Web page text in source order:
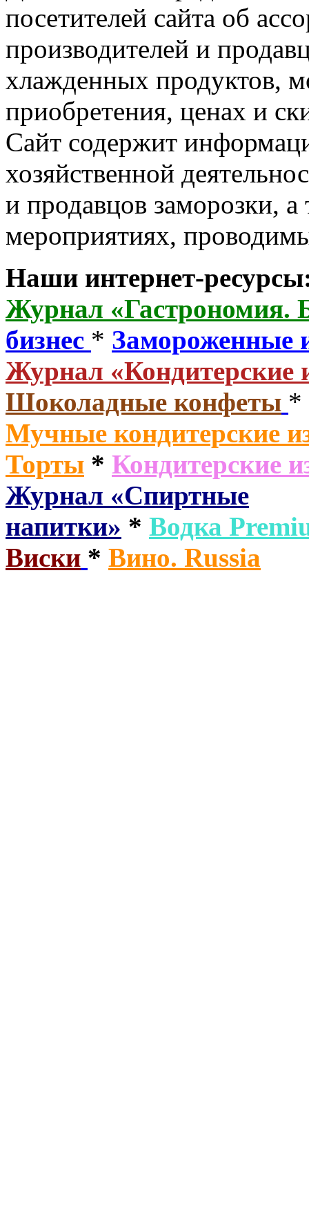
посетителей сайта об
производителей и
хлажденных продуктов,
приобретения, ценах и
Сайт содержит
хозяйственной
и продавцов заморозки,
мероприятиях,
Наши интернет-
Журнал «Гастрономия.
бизнес * Замороженные
Журнал «Кондитерские
Шоколадные конфеты *
Мучные кондитерские
Торты * Кондитерские
Журнал «Спиртные
напитки» * Водка
Виски * Вино. Russia